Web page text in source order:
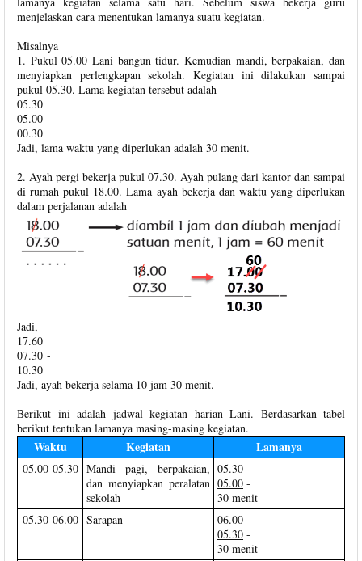
menjelaskan cara menentukan lamanya suatu kegiatan.
Misalnya
1. Pukul 05.00 Lani bangun tidur. Kemudian mandi, berpakaian, dan
menyiapkan perlengkapan sekolah. Kegiatan ini dilakukan sampai
pukul 05.30. Lama kegiatan tersebut adalah
05.30
05.00 -
00.30
Jadi, lama waktu yang diperlukan adalah 30 menit.
2. Ayah pergi bekerja pukul 07.30. Ayah pulang dari kantor dan sampai
di rumah pukul 18.00. Lama ayah bekerja dan waktu yang diperlukan
dalam perjalanan adalah
Jadi,
17.60
07.30 -
10.30
Jadi, ayah bekerja selama 10 jam 30 menit.
Berikut ini adalah jadwal kegiatan harian Lani. Berdasarkan tabel
berikut tentukan lamanya masing-masing kegiatan.
Waktu Kegiatan Lamanya
05.00-05.30 Mandi pagi, berpakaian,
dan menyiapkan peralatan
sekolah
05.30
05.00 -
30 menit
05.30-06.00 Sarapan
06.00
05.30 -
30 menit